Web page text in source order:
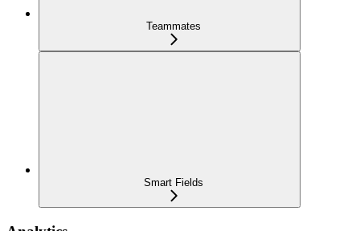
Teammates
Smart Fields